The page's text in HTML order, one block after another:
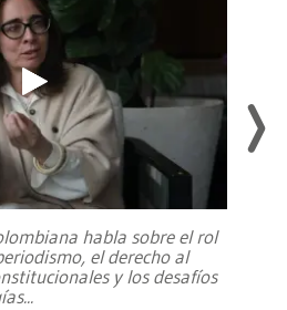
habla sobre el rol
el derecho al
y los desafíos
...